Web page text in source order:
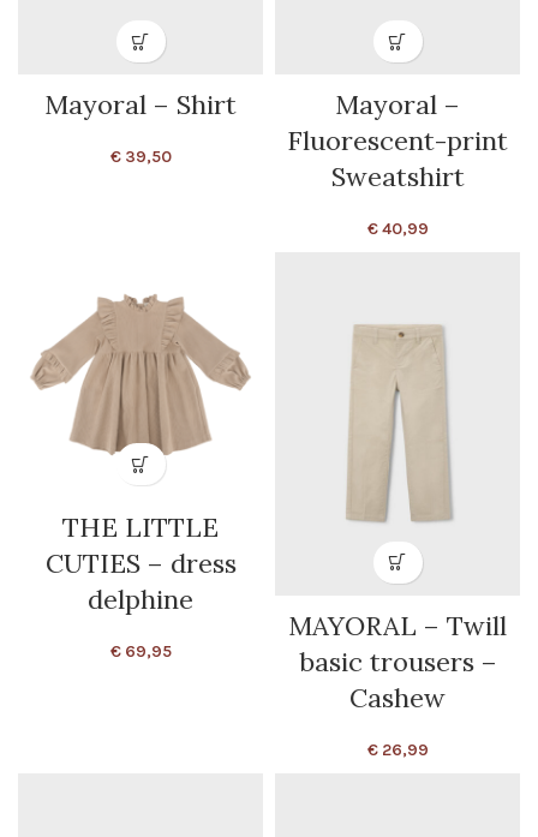
Mayoral – Shirt
€39,50
Mayoral –
Fluorescent-print
Sweatshirt
€40,99
THE LITTLE
CUTIES – dress
delphine
€69,95
MAYORAL – Twill
basic trousers –
Cashew
€26,99